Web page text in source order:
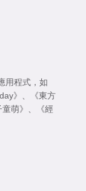
用程式，如
》
《東方
萌》
《經